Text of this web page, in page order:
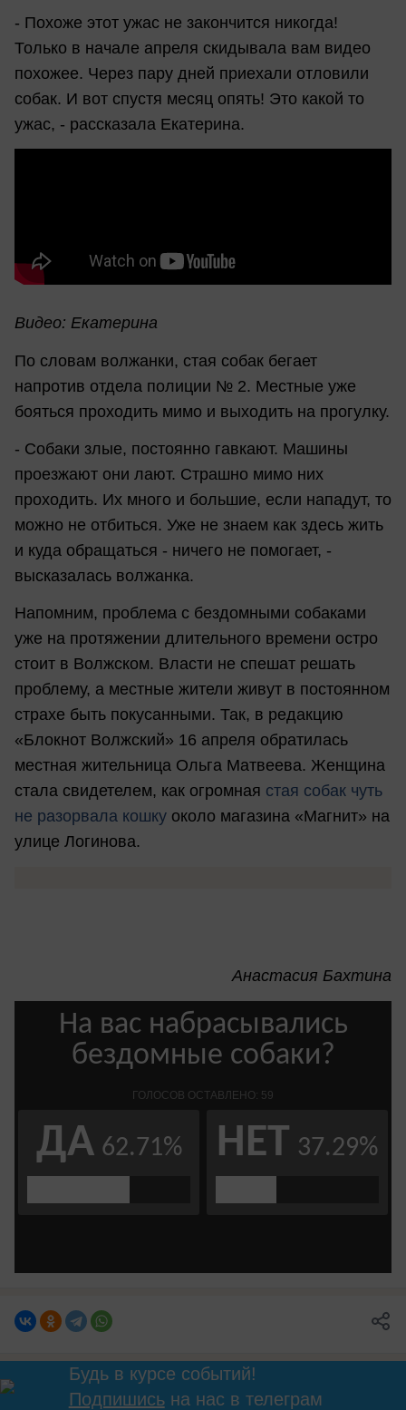
- Похоже этот ужас не закончится никогда!
Только в начале апреля скидывала вам видео
похожее. Через пару дней приехали отловили
собак. И вот спустя месяц опять! Это какой то
ужас, - рассказала Екатерина.
Видео: Екатерина
По словам волжанки, стая собак бегает
напротив отдела полиции № 2. Местные уже
бояться проходить мимо и выходить на прогулку.
- Собаки злые, постоянно гавкают. Машины
проезжают они лают. Страшно мимо них
проходить. Их много и большие, если нападут, то
можно не отбиться. Уже не знаем как здесь жить
и куда обращаться - ничего не помогает, -
высказалась волжанка.
Напомним, проблема с бездомными собаками
уже на протяжении длительного времени остро
стоит в Волжском. Власти не спешат решать
проблему, а местные жители живут в постоянном
страхе быть покусанными. Так, в редакцию
«Блокнот Волжский» 16 апреля обратилась
местная жительница Ольга Матвеева. Женщина
стала свидетелем, как огромная стая собак чуть
не разорвала кошку около магазина «Магнит» на
улице Логинова.
Анастасия Бахтина
Будь в курсе событий!
Подпишисьна нас в телеграм